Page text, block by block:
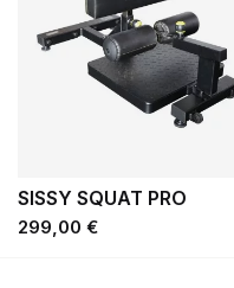
SISSY SQUAT PRO
Prezzo
299,00 €